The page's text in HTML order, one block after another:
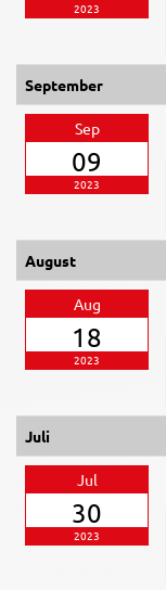
2023
September
Sep
09
2023
August
Aug
18
2023
Juli
Jul
30
2023